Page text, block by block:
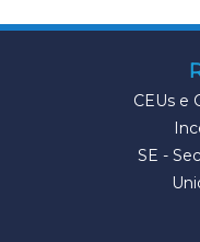
CEUs e
SE -